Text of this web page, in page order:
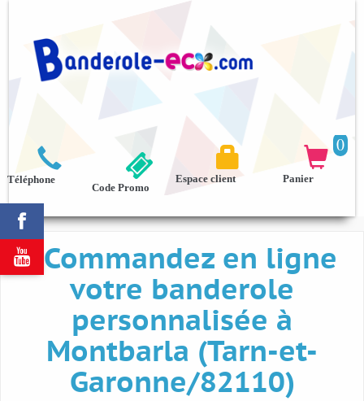



Téléphone
0

Panier

Espace client
Code Promo
Commandez en ligne
votre banderole
personnalisée à
Montbarla (Tarn-et-
Garonne/82110)